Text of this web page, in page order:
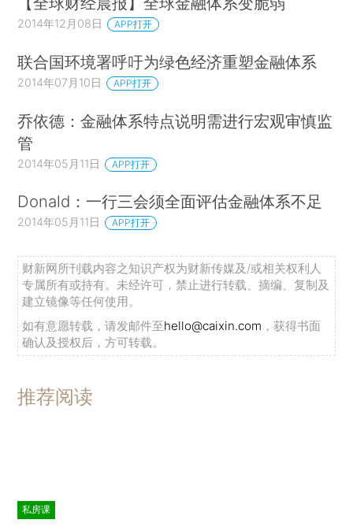
2014年12月08日 APP打开
联合国环境署呼吁为绿色经济重塑金融体系
2014年07月10日 APP打开
乔依德：金融体系特点说明需进行宏观审慎监
管
2014年05月11日 APP打开
Donald：一行三会须全面评估金融体系不足
2014年05月11日 APP打开
财新网所刊载内容之知识产权为财新传媒及/或相关权利人
专属所有或持有。未经许可，禁止进行转载、摘编、复制及
建立镜像等任何使用。
如有意愿转载，请发邮件至hello@caixin.com ，获得书面
确认及授权后，方可转载。
推荐阅读
私房课